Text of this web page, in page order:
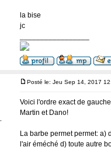
la bise
jc
Posté le: Jeu Sep 14, 2017
Voici l'ordre exact de
Martin et Dano!
La barbe permet permet: a)
l'air éméché d) toute autre